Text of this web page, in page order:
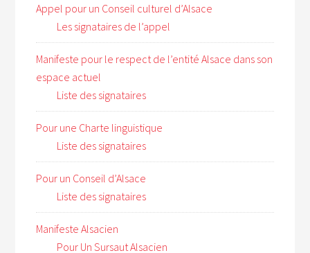
Appel pour un Conseil culturel d’Alsace
Les signataires de l’appel
Manifeste pour le respect de l’entité Alsace dans son
espace actuel
Liste des signataires
Pour une Charte linguistique
Liste des signataires
Pour un Conseil d’Alsace
Liste des signataires
Manifeste Alsacien
Pour Un Sursaut Alsacien